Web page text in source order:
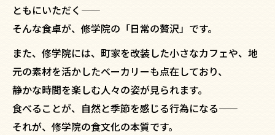
ともにいただく——
そんな食卓が、修学院の「日常の贅沢」です。
また、修学院には、町家を改装した小さなカフェや、地
元の素材を活かしたベーカリーも点在しており、
静かな時間を楽しむ人々の姿が見られます。
食べることが、自然と季節を感じる行為になる——
それが、修学院の食文化の本質です。